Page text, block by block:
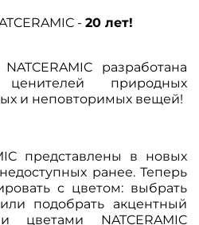
- 20 лет!
разработана
природных
и неповторимых вещей!
представлены в новых
ранее. Теперь
с цветом: выбрать
подобрать акцентный
NATCERAMIC